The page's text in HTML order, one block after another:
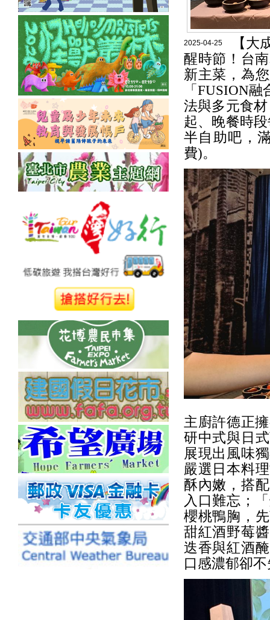
2025-04-25
【大
醒時節！台
新主菜，為
「FUSION
法與多元食
起、晚餐時
半自助吧，
費)。
主廚許德正
研中式與日
展現出風味
嚴選日本料
酥內嫩，搭
入口難忘；
櫻桃鴨胸，
甜紅酒野莓
迭香與紅酒
口感濃郁卻